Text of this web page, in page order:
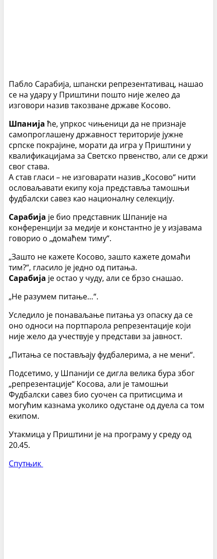
Пабло Сарабија, шпански репрезентативац, нашао
се на удару у Приштини пошто није желео да
изговори назив такозване државе Косово.
Шпанија ће, упркос чињеници да не признаје
самопроглашену државност територије јужне
српске покрајине, морати да игра у Приштини у
квалификацијама за Светско првенство, али се држи
свог става.
А став гласи – не изговарати назив „Косово“ нити
ословаљавати екипу која представља тамошњи
фудбалски савез као националну селекцију.
Сарабија је био представник Шпаније на
конференцији за медије и константно је у изјавама
говорио о „домаћем тиму“.
„Зашто не кажете Косово, зашто кажете домаћи
тим?“, гласило је једно од питања.
Сарабија је остао у чуду, али се брзо снашао.
„Не разумем питање…“.
Уследило је понаваљање питања уз опаску да се
оно односи на портпарола репрезентације који
није жело да учествује у представи за јавност.
„Питања се постављају фудбалерима, а не мени“.
Подсетимо, у Шпанији се дигла велика бура због
„репрезентације“ Косова, али је тамошњи
Фудбалски савез био суочен са притисцима и
могућим казнама уколико одустане од дуела са том
екипом.
Утакмица у Приштини је на програму у среду од
20.45.
Спутњик